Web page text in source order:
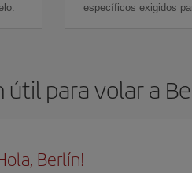
específicos exigidos
para volar a
Berlín!